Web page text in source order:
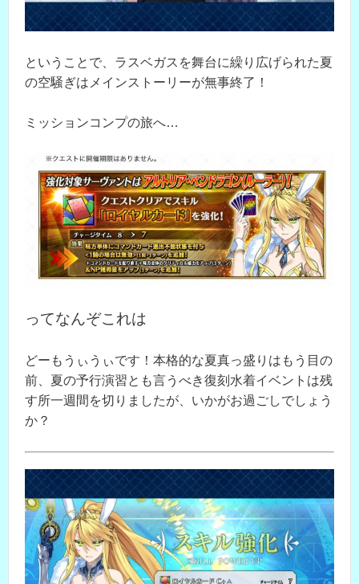
ということで、ラスベガスを舞台に繰り広げられた夏
の空騒ぎはメインストーリーが無事終了！
ミッションコンプの旅へ…
ってなんぞこれは
どーもうぃうぃです！本格的な夏真っ盛りはもう目の
前、夏の予行演習とも言うべき復刻水着イベントは残
す所一週間を切りましたが、いかがお過ごしでしょう
か？